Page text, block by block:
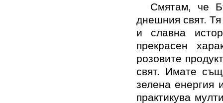
Смятам, че
днешния свят.
и славна
прекрасен
розовите
свят. Имате
зелена енергия
практикува